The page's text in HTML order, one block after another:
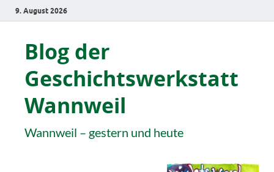
9. August 2026
Blog der
Geschichtswerkstatt
Wannweil
Wannweil – gestern und heute